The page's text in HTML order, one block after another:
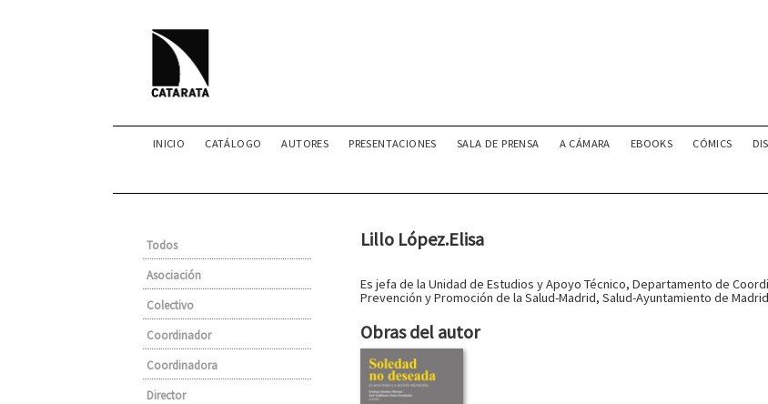
INICIO CATÁLOGO AUTORES PRESENTACIONES SALA DE PRENSA A CÁMARA EBOOKS CÓMICS
Todos
Asociación
Colectivo
Coordinador
Coordinadora
Director
Lillo López.Elisa
Es jefa de la Unidad de Estudios y Apoyo Técnico, Departamento de
Prevención y Promoción de la Salud-Madrid, Salud-Ayuntamiento de
Obras del autor